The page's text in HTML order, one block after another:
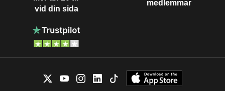
vid din sida
medlemmar